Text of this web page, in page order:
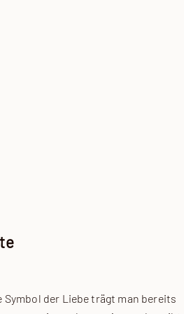
Symbol der Liebe trägt man bereits